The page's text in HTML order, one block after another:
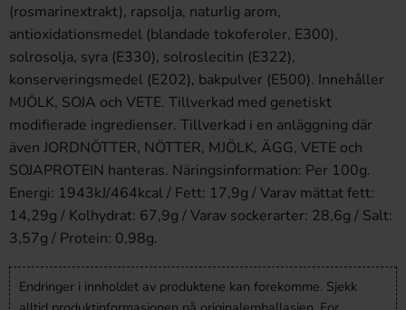
(rosmarinextrakt), rapsolja, naturlig arom,
antioxidationsmedel (blandade tokoferoler, E300),
solrosolja, syra (E330), solroslecitin (E322),
konserveringsmedel (E202), bakpulver (E500). Innehåller
MJÖLK, SOJA och VETE. Tillverkad med genetiskt
modifierade ingredienser. Tillverkad i en anläggning där
även JORDNÖTTER, NÖTTER, MJÖLK, ÄGG, VETE och
SOJAPROTEIN hanteras. Näringsinformation: Per 100g.
Energi: 1943kJ/464kcal / Fett: 17,9g / Varav mättat fett:
14,29g / Kolhydrat: 67,9g / Varav sockerarter: 28,6g / Salt:
3,57g / Protein: 0,98g.
Endringer i innholdet av produktene kan forekomme. Sjekk